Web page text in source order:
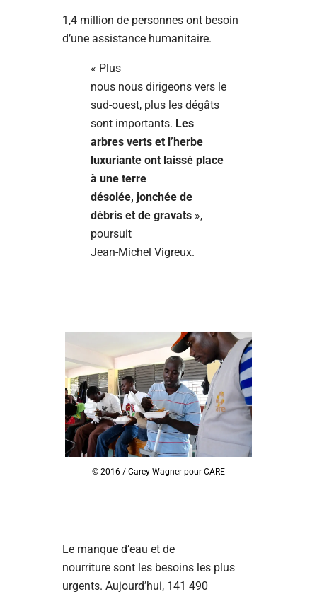
1,4 million de personnes ont besoin
d’une assistance humanitaire.
« Plus
nous nous dirigeons vers le
sud-ouest, plus les dégâts
sont importants. Les
arbres verts et l’herbe
luxuriante ont laissé place
à une terre
désolée, jonchée de
débris et de gravats »,
poursuit
Jean-Michel Vigreux.
© 2016 / Carey Wagner pour CARE
Le manque d’eau et de
nourriture sont les besoins les plus
urgents. Aujourd’hui, 141 490